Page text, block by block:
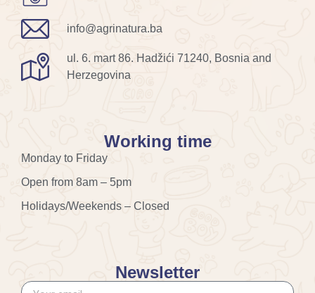
info@agrinatura.ba
ul. 6. mart 86. Hadžići 71240, Bosnia and
Herzegovina
Working time
Monday to Friday
Open from 8am – 5pm
Holidays/Weekends – Closed
Newsletter